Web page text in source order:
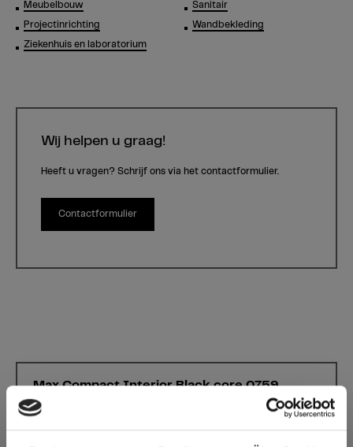
Meubelbouw
Projectinrichting
Ziekenhuis en laboratorium
Sanitair
Wandbekleding
Wij helpen u graag!
Heeft u vragen? Schrijf ons via het contactformulier.
Contactformulier
Max Compact Interior Black core 0759
Graphite Black
Deze kleur is niet richtinggebonden.